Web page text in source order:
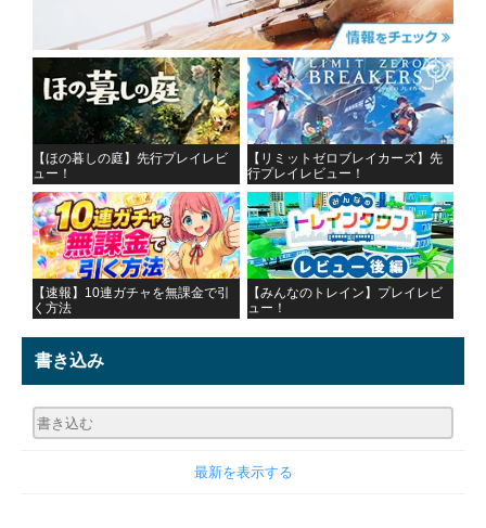
【ほの暮しの庭】先行プレイレビ
ュー！
【リミットゼロブレイカーズ】先
行プレイレビュー！
【速報】10連ガチャを無課金で引
く方法
【みんなのトレイン】プレイレビ
ュー！
書き込み
最新を表示する